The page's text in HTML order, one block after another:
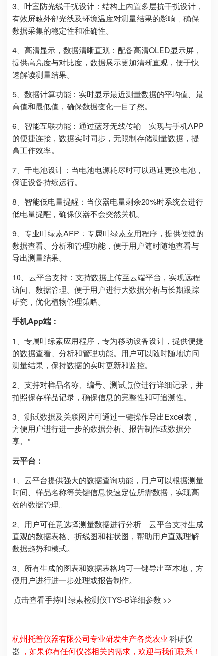
3、叶室防光线干扰设计：结构上内置多层抗干扰设计，
有效屏蔽外部光线及环境温度对测量结果的影响，确保
数据采集的稳定性和准确性。
4、高清显示，数据清晰直观：配备高清OLED显示屏，
提供高亮度与对比度，数据展示更加清晰直观，便于快
速解读测量结果。
5、数据计算功能：实时显示最近测量数据的平均值、最
高值和最低值，确保数据变化一目了然。
6、智能互联功能：通过蓝牙无线传输，实现与手机APP
的便捷连接，数据实时同步，无限制存储测量数据，提
高工作效率。
7、干电池设计：当电池电源耗尽时可以迅速更换电池，
保证设备持续运行。
8、智能低电量提醒：当仪器电量剩余20%时系统会进行
低电量提醒，确保仪器不会突然关机。
9、专业叶绿素APP：专属叶绿素应用程序，提供便捷的
数据查看、分析和管理功能，便于用户随时随地查看与
导出测量结果。
10、云平台支持：支持数据上传至云端平台，实现远程
访问、数据管理。便于用户进行大数据分析与长期跟踪
研究，优化植物管理策略。
手机App端：
1、专属叶绿素应用程序，专为移动设备设计，提供便捷
的数据查看、分析和管理功能。用户可以随时随地访问
测量结果，保持数据的实时更新和监控。
2、支持对样品名称、编号、测试点位进行详细记录，并
拍照保存样品记录，确保信息的完整性和可追溯性。
3、测试数据及关联图片可通过一键操作导出Excel表，
方便用户进行进一步的数据分析、报告制作或数据分
享。”
云平台：
1、云平台提供强大的数据查询功能，用户可以根据测量
时间、样品名称等关键信息快速定位所需数据，实现高
效的数据管理。
2、用户可任意选择测量数据进行分析，云平台支持生成
直观的数据表格、折线图和柱状图，帮助用户直观理解
数据趋势和模式。
3、所有生成的图表和数据表格均可一键导出至本地，方
便用户进行进一步处理或报告制作。
点击查看手持叶绿素检测仪TYS-B详细参数 >>
杭州托普仪器有限公司专业研发生产各类农业科研仪
器 ，如果你有任何仪器相关的需求，欢迎与我们联系！